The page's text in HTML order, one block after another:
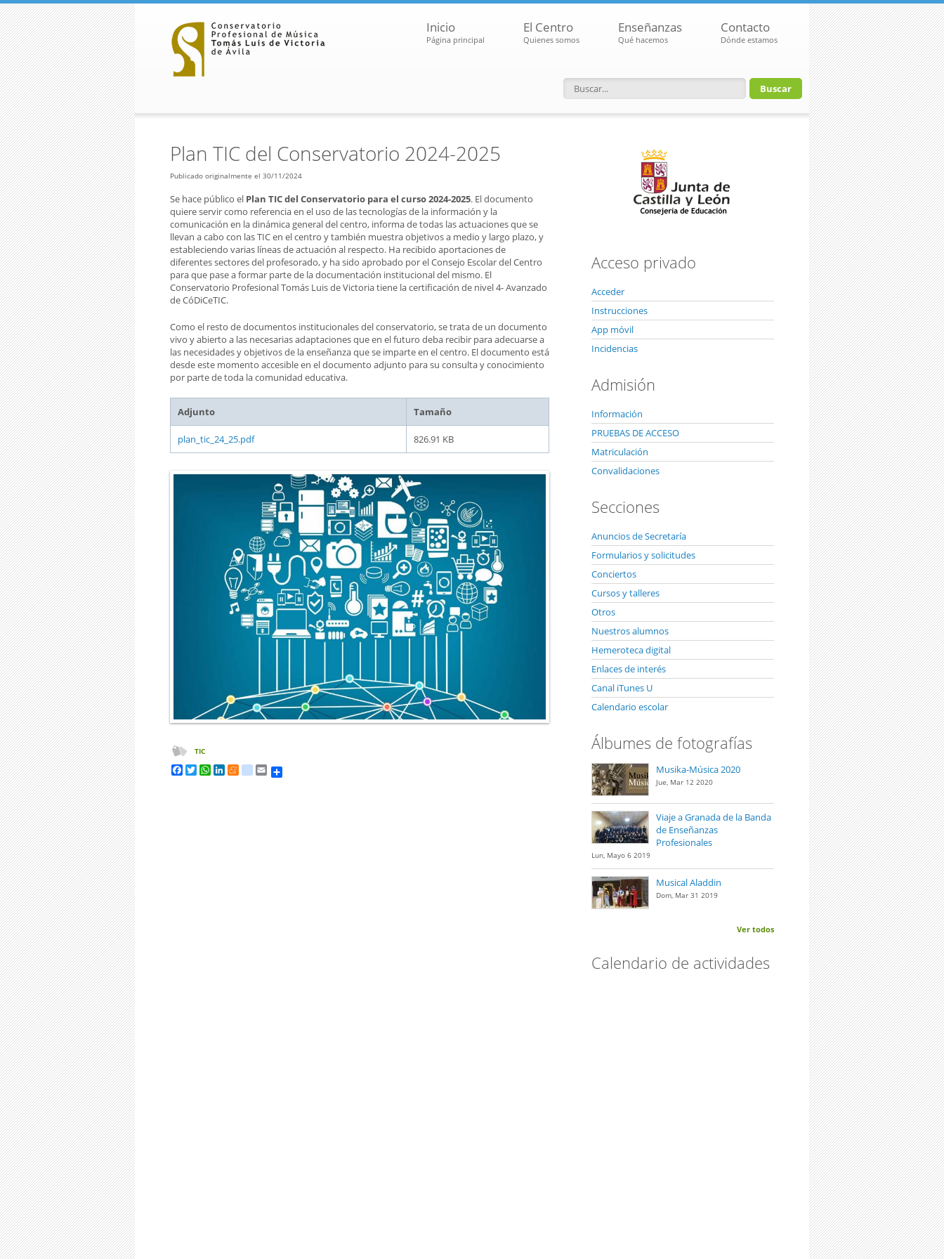
Pasar al contenido principal
Inicio
Página principal
El Centro
Quienes somos
Enseñanzas
Qué hacemos
Contacto
Dónde estamos
Formulario de búsqueda
Plan TIC del Conservatorio 2024-2025
Publicado originalmente el 30/11/2024
Se hace público el Plan TIC del Conservatorio para el curso 2024-2025. El documento
quiere servir como referencia en el uso de las tecnologías de la información y la
comunicación en la dinámica general del centro, informa de todas las actuaciones que se
llevan a cabo con las TIC en el centro y también muestra objetivos a medio y largo plazo, y
estableciendo varias líneas de actuación al respecto. Ha recibido aportaciones de
diferentes sectores del profesorado, y ha sido aprobado por el Consejo Escolar del Centro
para que pase a formar parte de la documentación institucional del mismo. El
Conservatorio Profesional Tomás Luis de Victoria tiene la certificación de nivel 4- Avanzado
de CóDiCeTIC.
Como el resto de documentos institucionales del conservatorio, se trata de un documento
vivo y abierto a las necesarias adaptaciones que en el futuro deba recibir para adecuarse a
las necesidades y objetivos de la enseñanza que se imparte en el centro. El documento está
desde este momento accesible en el documento adjunto para su consulta y conocimiento
por parte de toda la comunidad educativa.
Adjunto Tamaño
plan_tic_24_25.pdf 826.91 KB
TIC
Facebook
TwitterWhatsApp
LinkedInMeneame
tuentiEmail
Acceso privado
Acceder
Instrucciones
App móvil
Incidencias
Admisión
Información
PRUEBAS DE ACCESO
Matriculación
Convalidaciones
Secciones
Anuncios de Secretaría
Formularios y solicitudes
Conciertos
Cursos y talleres
Otros
Nuestros alumnos
Hemeroteca digital
Enlaces de interés
Canal iTunes U
Calendario escolar
Álbumes de fotografías
Musika-Música 2020
Jue, Mar 12 2020
Viaje a Granada de la Banda
de Enseñanzas
Profesionales
Lun, Mayo 6 2019
Musical Aladdin
Dom, Mar 31 2019
Ver todos
Calendario de actividades